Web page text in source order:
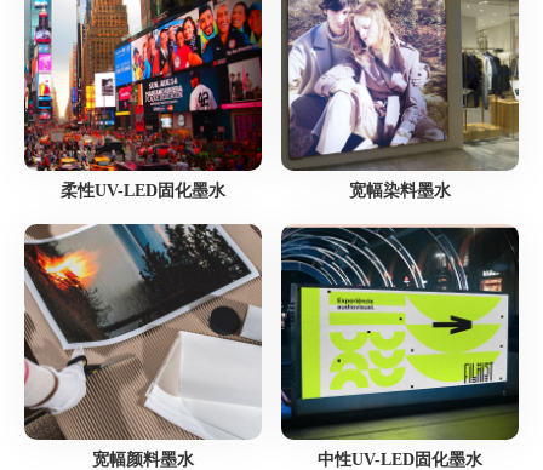
柔性UV-LED固化墨水 宽幅染料墨水
宽幅颜料墨水 中性UV-LED固化墨水